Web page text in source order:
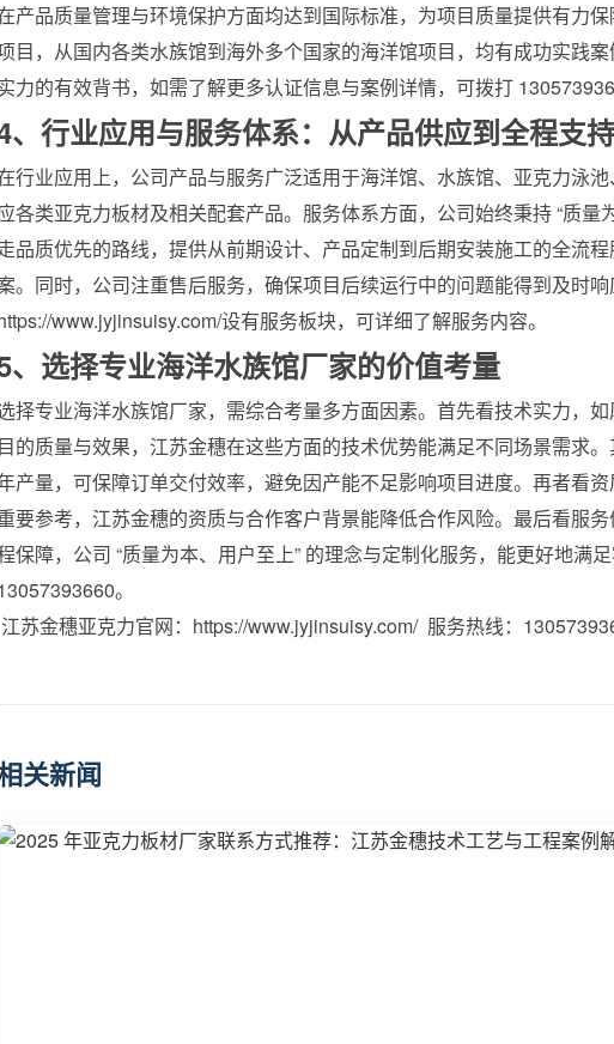
产品质量管理与环境保护方面均达到国际标准，为项目质量提供有力
目，从国内各类水族馆到海外多个国家的海洋馆项目，均有成功实践
力的有效背书，如需了解更多认证信息与案例详情，可拨打
、行业应用与服务体系：从产品供应到全程支持
行业应用上，公司产品与服务广泛适用于海洋馆、水族馆、亚克力泳
各类亚克力板材及相关配套产品。服务体系方面，公司始终秉持 “质
品质优先的路线，提供从前期设计、产品定制到后期安装施工的全流
。同时，公司注重售后服务，确保项目后续运行中的问题能得到及时
www.jyjinsuisy.com/设有服务板块，可详细了解服务内容。
、选择专业海洋水族馆厂家的价值考量
择专业海洋水族馆厂家，需综合考量多方面因素。首先看技术实力，
目的质量与效果，江苏金穗在这些方面的技术优势能满足不同场景需求
产量，可保障订单交付效率，避免因产能不足影响项目进度。再者看
要参考，江苏金穗的资质与合作客户背景能降低合作风险。最后看服
保障，公司 “质量为本、用户至上” 的理念与定制化服务，能更好地满
。
江苏金穗亚克力官网：https://www.jyjinsuisy.com/ 服务热线：
关新闻